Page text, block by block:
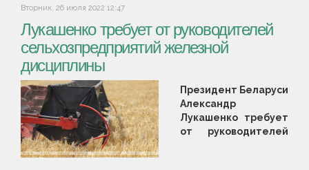
Вторник, 26 июля 2022 12:47
Лукашенко требует от руководителей
сельхозпредприятий железной
дисциплины
Президент Беларуси
Александр
Лукашенко требует
от руководителей